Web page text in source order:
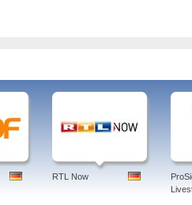
RTL Now